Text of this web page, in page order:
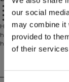
our social
may combine it
provided to
of their
Frontlommer
Standard pasform
Hold dig behagelig,
har en standard
hættetrøje er lavet af
Perfekt til træning,